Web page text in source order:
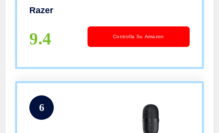
di Monitoraggio Cuffie da 3.5 mm a
Incorporata, Nero
Razer
9.4 Controlla Su Amazon
6